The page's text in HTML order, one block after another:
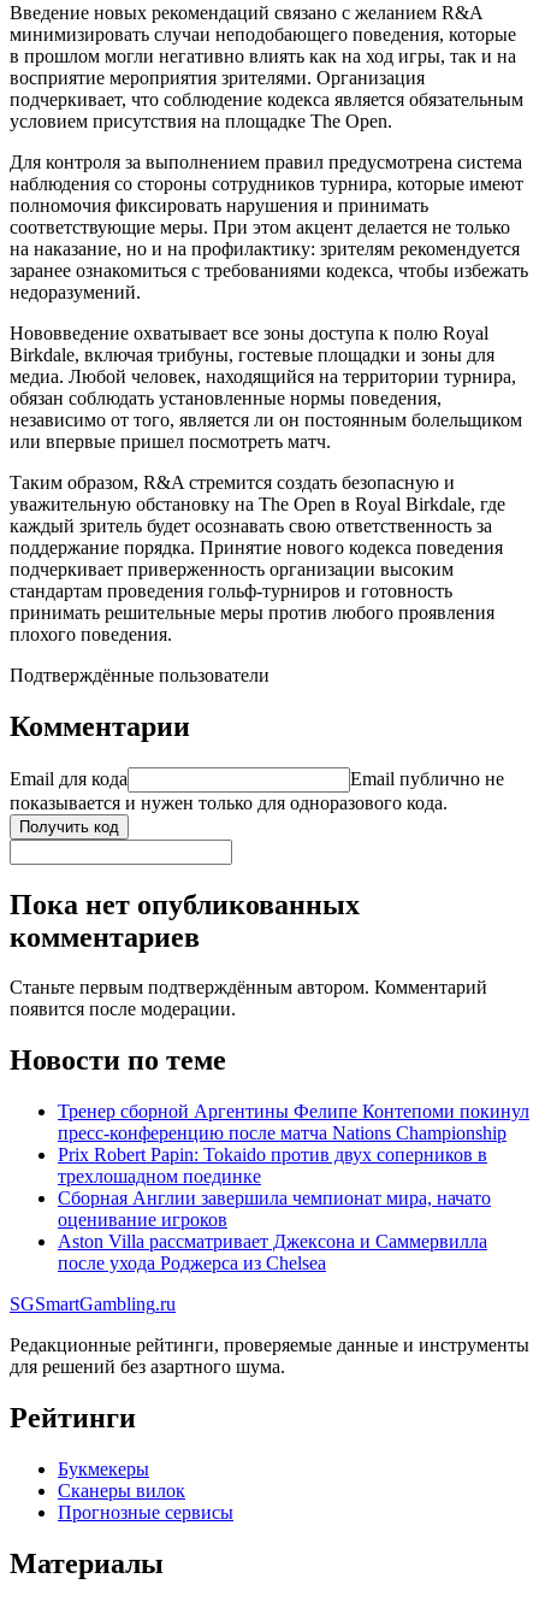
Введение новых рекомендаций связано с желанием R&A
минимизировать случаи неподобающего поведения, которые
в прошлом могли негативно влиять как на ход игры, так и на
восприятие мероприятия зрителями. Организация
подчеркивает, что соблюдение кодекса является обязательным
условием присутствия на площадке The Open.
Для контроля за выполнением правил предусмотрена система
наблюдения со стороны сотрудников турнира, которые имеют
полномочия фиксировать нарушения и принимать
соответствующие меры. При этом акцент делается не только
на наказание, но и на профилактику: зрителям рекомендуется
заранее ознакомиться с требованиями кодекса, чтобы избежать
недоразумений.
Нововведение охватывает все зоны доступа к полю Royal
Birkdale, включая трибуны, гостевые площадки и зоны для
медиа. Любой человек, находящийся на территории турнира,
обязан соблюдать установленные нормы поведения,
независимо от того, является ли он постоянным болельщиком
или впервые пришел посмотреть матч.
Таким образом, R&A стремится создать безопасную и
уважительную обстановку на The Open в Royal Birkdale, где
каждый зритель будет осознавать свою ответственность за
поддержание порядка. Принятие нового кодекса поведения
подчеркивает приверженность организации высоким
стандартам проведения гольф-турниров и готовность
принимать решительные меры против любого проявления
плохого поведения.
Подтверждённые пользователи
Комментарии
Email для кода
Email публично не
показывается и нужен только для одноразового кода.
Получить код
Пока нет опубликованных
комментариев
Станьте первым подтверждённым автором. Комментарий
появится после модерации.
Новости по теме
Тренер сборной Аргентины Фелипе Контепоми покинул
пресс-конференцию после матча Nations Championship
Prix Robert Papin: Tokaido против двух соперников в
трехлошадном поединке
Сборная Англии завершила чемпионат мира, начато
оценивание игроков
Aston Villa рассматривает Джексона и Саммервилла
после ухода Роджерса из Chelsea
SGSmartGambling.ru
Редакционные рейтинги, проверяемые данные и инструменты
для решений без азартного шума.
Рейтинги
Букмекеры
Сканеры вилок
Прогнозные сервисы
Материалы